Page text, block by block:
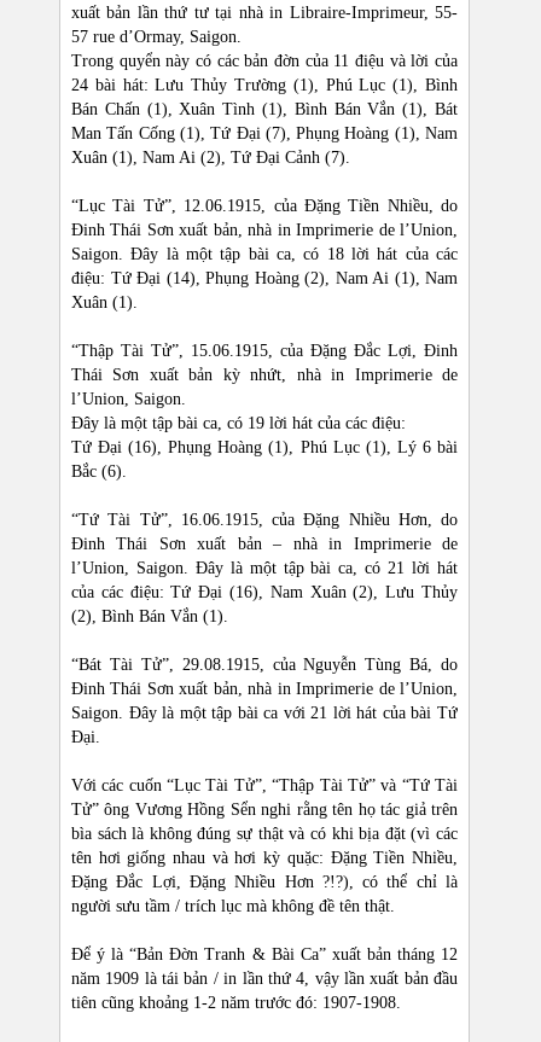
xuất bản lần thứ tư tại nhà in Libraire-Imprimeur, 55-
57 rue d’Ormay, Saigon.
Trong quyển này có các bản đờn của 11 điệu và lời của
24 bài hát: Lưu Thủy Trường (1), Phú Lục (1), Bình
Bán Chấn (1), Xuân Tình (1), Bình Bán Vắn (1), Bát
Man Tấn Cống (1), Tứ Đại (7), Phụng Hoàng (1), Nam
Xuân (1), Nam Ai (2), Tứ Đại Cảnh (7).
“Lục Tài Tử”, 12.06.1915, của Đặng Tiền Nhiều, do
Đinh Thái Sơn xuất bản, nhà in Imprimerie de l’Union,
Saigon. Đây là một tập bài ca, có 18 lời hát của các
điệu: Tứ Đại (14), Phụng Hoàng (2), Nam Ai (1), Nam
Xuân (1).
“Thập Tài Tử”, 15.06.1915, của Đặng Đắc Lợi, Đinh
Thái Sơn xuất bản kỳ nhứt, nhà in Imprimerie de
l’Union, Saigon.
Đây là một tập bài ca, có 19 lời hát của các điệu:
Tứ Đại (16), Phụng Hoàng (1), Phú Lục (1), Lý 6 bài
Bắc (6).
“Tứ Tài Tử”, 16.06.1915, của Đặng Nhiều Hơn, do
Đinh Thái Sơn xuất bản – nhà in Imprimerie de
l’Union, Saigon. Đây là một tập bài ca, có 21 lời hát
của các điệu: Tứ Đại (16), Nam Xuân (2), Lưu Thủy
(2), Bình Bán Vắn (1).
“Bát Tài Tử”, 29.08.1915, của Nguyễn Tùng Bá, do
Đinh Thái Sơn xuất bản, nhà in Imprimerie de l’Union,
Saigon. Đây là một tập bài ca với 21 lời hát của bài Tứ
Đại.
Với các cuốn “Lục Tài Tử”, “Thập Tài Tử” và “Tứ Tài
Tử” ông Vương Hồng Sển nghi rằng tên họ tác giả trên
bìa sách là không đúng sự thật và có khi bịa đặt (vì các
tên hơi giống nhau và hơi kỳ quặc: Đặng Tiền Nhiều,
Đặng Đắc Lợi, Đặng Nhiều Hơn ?!?), có thể chỉ là
người sưu tầm / trích lục mà không đề tên thật.
Để ý là “Bản Đờn Tranh & Bài Ca” xuất bản tháng 12
năm 1909 là tái bản / in lần thứ 4, vậy lần xuất bản đầu
tiên cũng khoảng 1-2 năm trước đó: 1907-1908.